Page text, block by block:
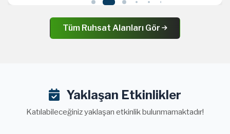
Tüm Ruhsat Alanları Gör
Yaklaşan Etkinlikler
Katılabileceğiniz yaklaşan etkinlik bulunmamaktadır!